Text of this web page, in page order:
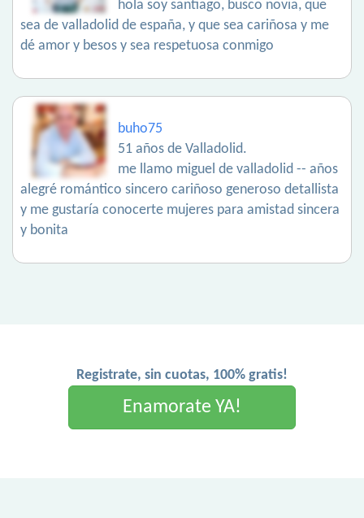
hola soy santiago, busco novia, que
sea de valladolid de españa, y que sea cariñosa y me
dé amor y besos y sea respetuosa conmigo
buho75
51 años de Valladolid.
me llamo miguel de valladolid -- años
alegré romántico sincero cariñoso generoso detallista
y me gustaría conocerte mujeres para amistad sincera
y bonita
Registrate, sin cuotas, 100% gratis!
Enamorate YA!